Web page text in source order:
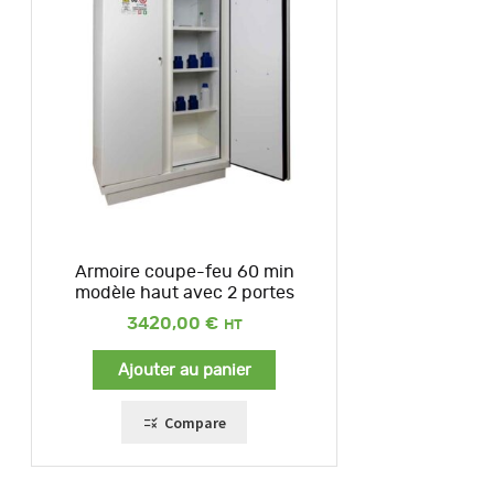
Armoire coupe-feu 60 min
modèle haut avec 2 portes
3420,00 €
Ajouter au panier
Compare